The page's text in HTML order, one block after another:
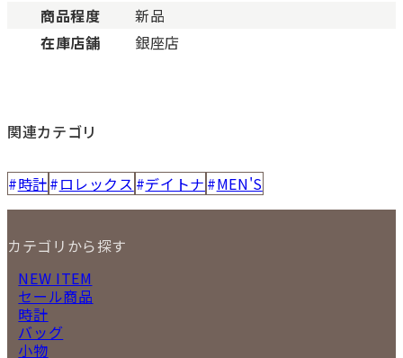
商品程度
新品
在庫店舗
銀座店
関連カテゴリ
時計 ロレックス デイトナ MEN'S
カテゴリから探す
NEW ITEM
セール商品
時計
バッグ
小物